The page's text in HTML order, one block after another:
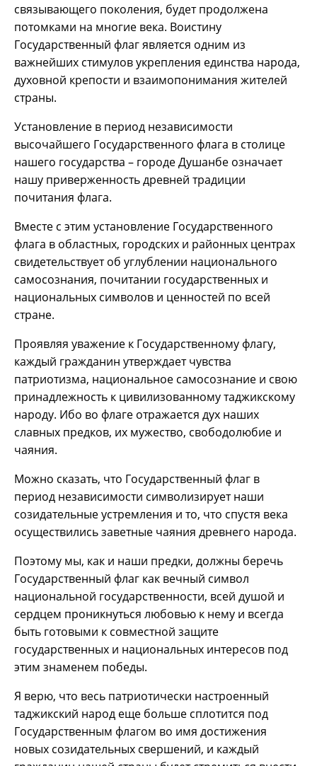
связывающего поколения, будет продолжена
потомками на многие века. Воистину
Государственный флаг является одним из
важнейших стимулов укрепления единства народа,
духовной крепости и взаимопонимания жителей
страны.
Установление в период независимости
высочайшего Государственного флага в столице
нашего государства – городе Душанбе означает
нашу приверженность древней традиции
почитания флага.
Вместе с этим установление Государственного
флага в областных, городских и районных центрах
свидетельствует об углублении национального
самосознания, почитании государственных и
национальных символов и ценностей по всей
стране.
Проявляя уважение к Государственному флагу,
каждый гражданин утверждает чувства
патриотизма, национальное самосознание и свою
принадлежность к цивилизованному таджикскому
народу. Ибо во флаге отражается дух наших
славных предков, их мужество, свободолюбие и
чаяния.
Можно сказать, что Государственный флаг в
период независимости символизирует наши
созидательные устремления и то, что спустя века
осуществились заветные чаяния древнего народа.
Поэтому мы, как и наши предки, должны беречь
Государственный флаг как вечный символ
национальной государственности, всей душой и
сердцем проникнуться любовью к нему и всегда
быть готовыми к совместной защите
государственных и национальных интересов под
этим знаменем победы.
Я верю, что весь патриотически настроенный
таджикский народ еще больше сплотится под
Государственным флагом во имя достижения
новых созидательных свершений, и каждый